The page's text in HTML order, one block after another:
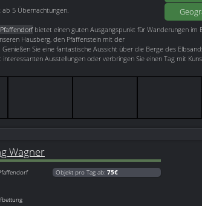
ab 5 Übernachtungen.
Pfaffendorfbietet einen guten Ausgangspunkt für Wanderungen im
Hausberg, den Pfaffenstein mit der
Sie eine fantastische Aussicht über die Berge des
interessanten Ausstellungen oder verbringen Sie einen Tag mit
Wagner
Objekt pro Tag ab: 75€